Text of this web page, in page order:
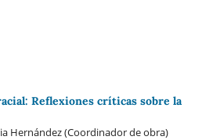
Reflexiones críticas sobre la
Hernández (Coordinador de obra)